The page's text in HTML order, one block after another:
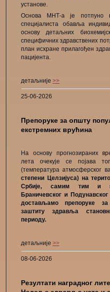
установе.
Основа МНТ-а је потпуно
специјалиста обавља
основу детаљних
специфичних здравствених
план исхране прилагођен
пацијента.
детаљније >>
25-06-2026
Препоруке за општу
екстремних врућина
На основу прогнозираних
лета очекује се појава
(температура атмосферског
степени Целзијуса) на
Србије, самим тим и
Браничевског и
достављамо препоруке
заштиту здравља
периоду.
детаљније >>
08-06-2026
Резултати наградног